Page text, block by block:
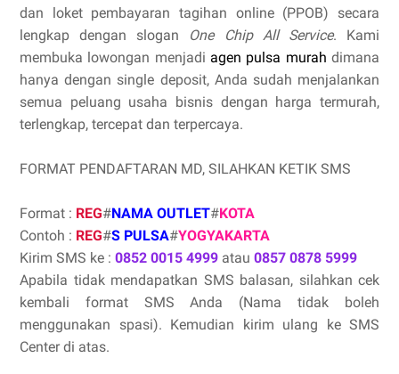
dan loket pembayaran tagihan online (PPOB) secara
lengkap dengan slogan One Chip All Service. Kami
membuka lowongan menjadi agen pulsa murah dimana
hanya dengan single deposit, Anda sudah menjalankan
semua peluang usaha bisnis dengan harga termurah,
terlengkap, tercepat dan terpercaya.
FORMAT PENDAFTARAN MD, SILAHKAN KETIK SMS
Format : REG#NAMA OUTLET#KOTA
Contoh : REG#S PULSA#YOGYAKARTA
Kirim SMS ke : 0852 0015 4999 atau 0857 0878 5999
Apabila tidak mendapatkan SMS balasan, silahkan cek
kembali format SMS Anda (Nama tidak boleh
menggunakan spasi). Kemudian kirim ulang ke SMS
Center di atas.